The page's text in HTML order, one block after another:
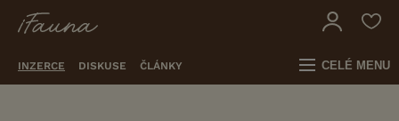
INZERCE DISKUSE ČLÁNKY CELÉ MENU